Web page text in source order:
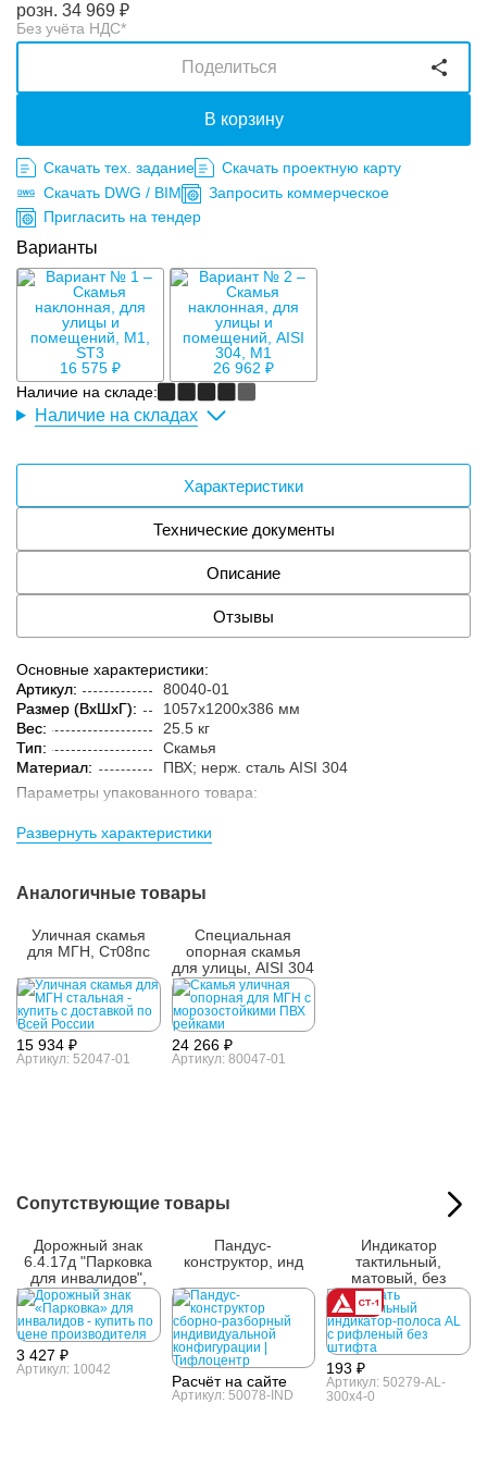
розн. 34 969 ₽
Без учёта НДС*
В корзину
Поделиться
Скачать тех. задание
Скачать проектную карту
Скачать DWG / BIM
Запросить коммерческое
Пригласить на тендер
Варианты
16 575 ₽
26 962 ₽
Наличие на складе:
Наличие на складах
Характеристики
Технические документы
Описание
Отзывы
Основные характеристики:
Артикул:
80040-01
Размер (ВxШxГ):
1057x1200x386 мм
Вес:
25.5 кг
Тип:
Скамья
Материал:
ПВХ; нерж. сталь AISI 304
Параметры упакованного товара:
Вес:
25.6 кг
Развернуть характеристики
Аналогичные товары
Уличная скамья
для МГН, Ст08пс
15 934 ₽
Артикул: 52047-01
Специальная
опорная скамья
для улицы, AISI 304
24 266 ₽
Артикул: 80047-01
Сопутствующие товары
Дорожный знак
6.4.17д "Парковка
для инвалидов",
700х700
3 427 ₽
Артикул: 10042
Пандус-
конструктор, инд
Расчёт на сайте
Артикул: 50078-IND
Индикатор
тактильный,
матовый, без
штифта, AL,
4х35х300
193 ₽
Артикул: 50279-AL-
300x4-0